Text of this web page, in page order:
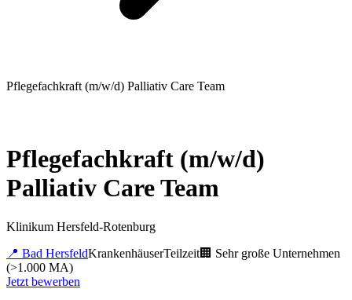
Pflegefachkraft (m/w/d) Palliativ Care Team
Pflegefachkraft (m/w/d)
Palliativ Care Team
Klinikum Hersfeld-Rotenburg
📍 Bad HersfeldKrankenhäuserTeilzeit🏢 Sehr große Unternehmen
(>1.000 MA)
Jetzt bewerben